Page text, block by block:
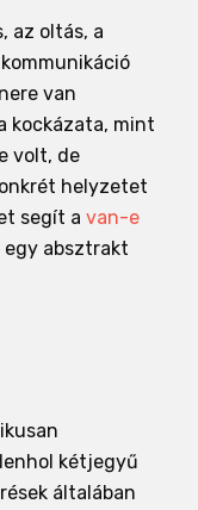
az oltás, a
van
kockázata, mint
volt, de
helyzetet
segít a van-e
absztrakt
kétjegyű
általában